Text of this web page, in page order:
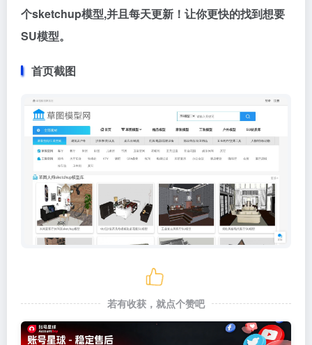
个sketchup模型,并且每天更新！让你更快的找到想要
SU模型。
首页截图
若有收获，就点个赞吧